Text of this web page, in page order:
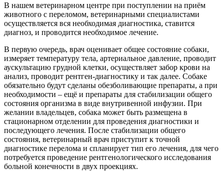
В нашем ветеринарном центре при поступлении на приём
животного с переломом, ветеринарными специалистами
осуществляется вся необходимая диагностика, ставится
диагноз, и проводится необходимое лечение.
В первую очередь, врач оценивает общее состояние собаки,
измеряет температуру тела, артериальное давление, проводит
аускультацию грудной клетки, осуществляет забор крови на
анализ, проводит рентген-диагностику и так далее. Собаке
обязательно будут сделаны обезболивающие препараты, а при
необходимости – ещё и препараты для стабилизации общего
состояния организма в виде внутривенной инфузии. При
желании владельцев, собака может быть размещена в
стационарном отделении для проведения диагностики и
последующего лечения. После стабилизации общего
состояния, ветеринарный врач приступит к точной
диагностике перелома и спланирует тип его лечения, для чего
потребуется проведение рентгенологического исследования
больной конечности в двух проекциях.